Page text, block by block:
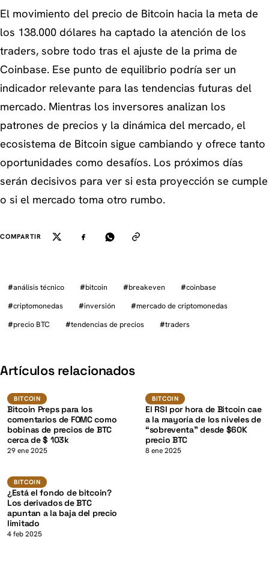
El movimiento del precio de Bitcoin hacia la meta de
los 138.000 dólares ha captado la atención de los
traders, sobre todo tras el ajuste de la prima de
Coinbase. Ese punto de equilibrio podría ser un
indicador relevante para las tendencias futuras del
mercado. Mientras los inversores analizan los
patrones de precios y la dinámica del mercado, el
ecosistema de Bitcoin sigue cambiando y ofrece tanto
oportunidades como desafíos. Los próximos días
serán decisivos para ver si esta proyección se cumple
o si el mercado toma otro rumbo.
COMPARTIR
#análisis técnico #bitcoin #breakeven #coinbase
#criptomonedas #inversión #mercado de criptomonedas
#precio BTC #tendencias de precios #traders
Artículos relacionados
BITCOIN K
BITCOIN
Bitcoin Preps para los
comentarios de FOMC como
bobinas de precios de BTC
cerca de $ 103k
29 ene 2025
BITCOIN
BITCOIN
El RSI por hora de Bitcoin cae
a la mayoría de los niveles de
“sobreventa” desde $60K
precio BTC
8 ene 2025
BITCOIN K
BITCOIN
¿Está el fondo de bitcoin?
Los derivados de BTC
apuntan a la baja del precio
limitado
4 feb 2025